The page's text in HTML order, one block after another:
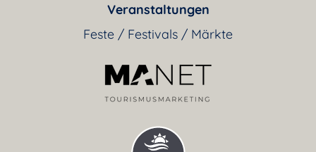
Veranstaltungen
Feste / Festivals / Märkte